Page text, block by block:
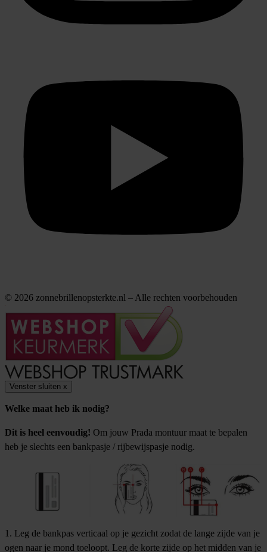
© 2026 zonnebrillenopsterkte.nl – Alle rechten voorbehouden
Venster sluiten x
Welke maat heb ik nodig?
Dit is heel eenvoudig! Om jouw Prada montuur maat te bepalen
heb je slechts een bankpasje / rijbewijspasje nodig.
1. Leg de bankpas verticaal op je gezicht zodat de lange zijde van je
ogen naar je mond toeloopt. Leg de korte zijde op het midden van je